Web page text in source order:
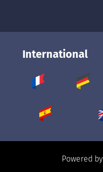
International
Powered by